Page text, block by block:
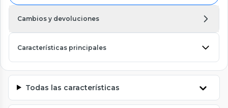
Cambios y devoluciones
Características principales
Todas las características